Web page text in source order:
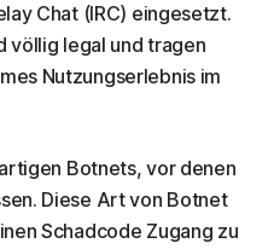
Chat (IRC) eingesetzt.
völlig legal und tragen
Nutzungserlebnis im
Botnets, vor denen
Diese Art von Botnet
Schadcode Zugang zu